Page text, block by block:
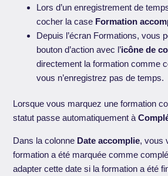
Lors d’un enregistrement de
cocher la case Formation
Depuis l’écran Formations, vous
bouton d’action avec l’icône de
directement la formation comme
vous n’enregistrez pas de temps.
Lorsque vous marquez une formation
statut passe automatiquement à
Dans la colonne Date accomplie, vous
formation a été marquée comme
adapter cette date si la formation a été